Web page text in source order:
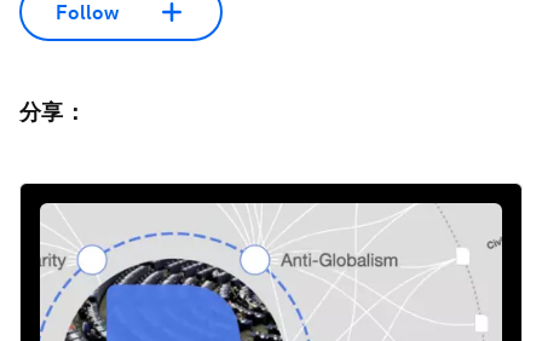
Follow
分享：